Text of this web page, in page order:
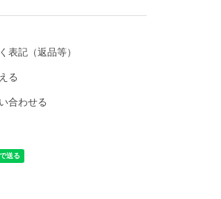
表記（返品等）
る
合わせる